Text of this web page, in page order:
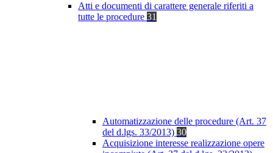
Atti e documenti di carattere generale riferiti a
tutte le procedure 31
Automatizzazione delle procedure (Art. 37
del d.lgs. 33/2013) 30
Acquisizione interesse realizzazione opere